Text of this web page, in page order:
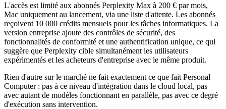
L'accès est limité aux abonnés Perplexity Max à 200 € par mois,
Mac uniquement au lancement, via une liste d'attente. Les abonnés
reçoivent 10 000 crédits mensuels pour les tâches informatiques. La
version entreprise ajoute des contrôles de sécurité, des
fonctionnalités de conformité et une authentification unique, ce qui
suggère que Perplexity cible simultanément les utilisateurs
expérimentés et les acheteurs d'entreprise avec le même produit.
Rien d'autre sur le marché ne fait exactement ce que fait Personal
Computer : pas à ce niveau d'intégration dans le cloud local, pas
avec autant de modèles fonctionnant en parallèle, pas avec ce degré
d'exécution sans intervention.